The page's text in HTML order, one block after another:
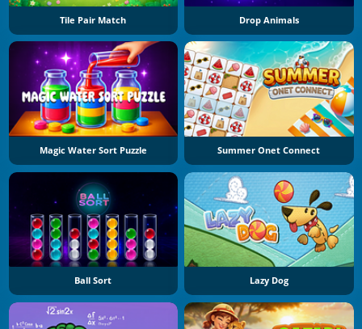
Tile Pair Match Drop Animals
Magic Water Sort Puzzle Summer Onet Connect
Ball Sort Lazy Dog